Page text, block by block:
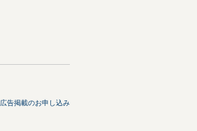
広告掲載のお申し込み